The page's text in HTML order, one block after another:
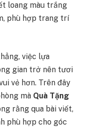
loang màu trắng
phù hợp trang trí
việc lựa
gian trở nên tươi
vẻ hơn. Trên đây
mà Quà Tặng
rằng qua bài viết,
phù hợp cho góc